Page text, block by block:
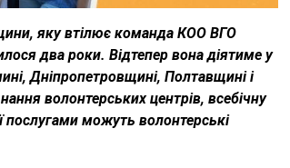
яку втілює команда КОО ВГО
два роки. Відтепер вона діятиме у
Дніпропетровщині, Полтавщині і
волонтерських центрів, всебічну
послугами можуть волонтерські